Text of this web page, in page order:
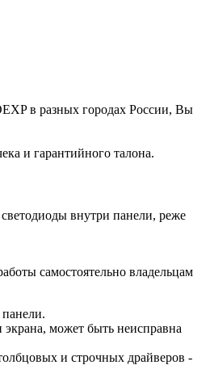
в разных городах России, Вы
и гарантийного талона.
внутри панели, реже
самостоятельно владельцам
панели.
может быть неисправна
и строчных драйверов -